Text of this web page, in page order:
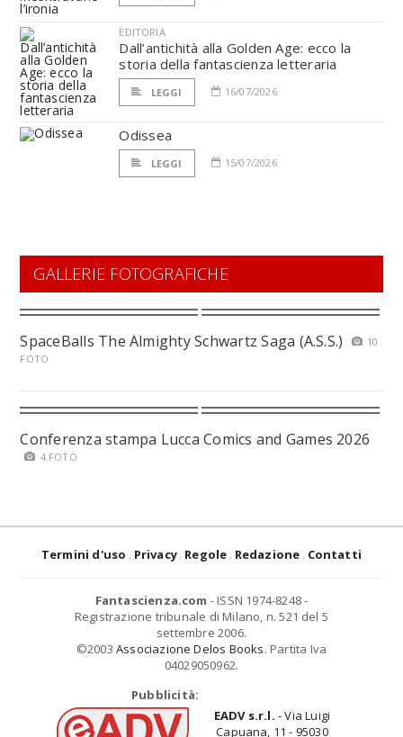
EDITORIA
Dall’antichità alla Golden Age: ecco la
storia della fantascienza letteraria
LEGGI 16/07/2026
Odissea
LEGGI 15/07/2026
GALLERIE FOTOGRAFICHE
SpaceBalls The Almighty Schwartz Saga (A.S.S.)
10
FOTO
Conferenza stampa Lucca Comics and Games 2026
4 FOTO
Termini d'uso Privacy Regole Redazione Contatti
Fantascienza.com - ISSN 1974-8248 -
Registrazione tribunale di Milano, n. 521 del 5
settembre 2006.
©2003 Associazione Delos Books. Partita Iva
04029050962.
Pubblicità:
EADV s.r.l. - Via Luigi
Capuana, 11 - 95030